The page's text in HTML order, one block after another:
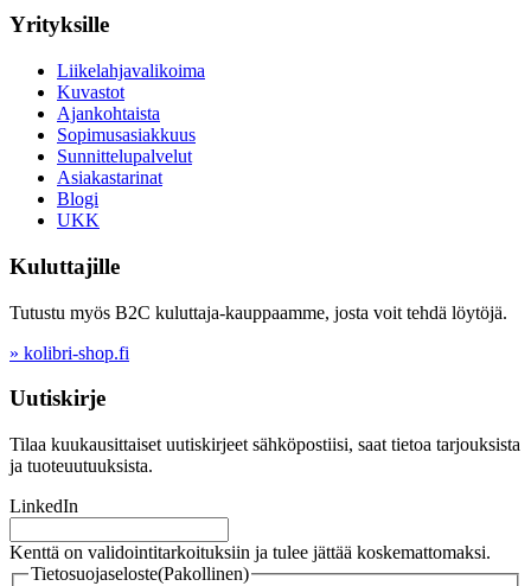
Yrityksille
Liikelahjavalikoima
Kuvastot
Ajankohtaista
Sopimusasiakkuus
Sunnittelupalvelut
Asiakastarinat
Blogi
UKK
Kuluttajille
Tutustu myös B2C kuluttaja-kauppaamme, josta voit tehdä löytöjä.
» kolibri-shop.fi
Uutiskirje
Tilaa kuukausittaiset uutiskirjeet sähköpostiisi, saat tietoa tarjouksista
ja tuoteuutuuksista.
LinkedIn
Kenttä on validointitarkoituksiin ja tulee jättää koskemattomaksi.
Tietosuojaseloste(Pakollinen)